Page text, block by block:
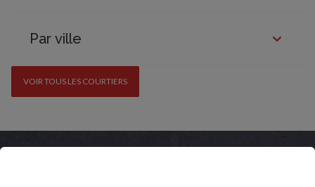
Par ville
VOIR TOUS LES COURTIERS